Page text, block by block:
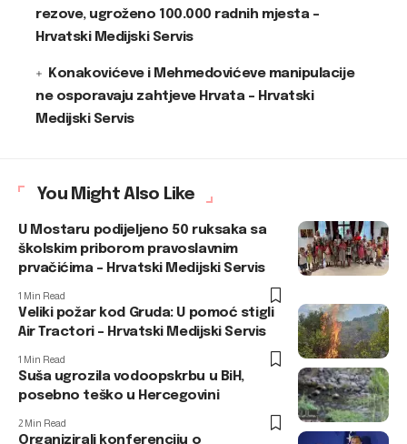
rezove, ugroženo 100.000 radnih mjesta –
Hrvatski Medijski Servis
Konakovićeve i Mehmedovićeve manipulacije
ne osporavaju zahtjeve Hrvata – Hrvatski
Medijski Servis
You Might Also Like
U Mostaru podijeljeno 50 ruksaka sa
školskim priborom pravoslavnim
prvačićima – Hrvatski Medijski Servis
1 Min Read
Veliki požar kod Gruda: U pomoć stigli
Air Tractori – Hrvatski Medijski Servis
1 Min Read
Suša ugrozila vodoopskrbu u BiH,
posebno teško u Hercegovini
2 Min Read
Organizirali konferenciju o